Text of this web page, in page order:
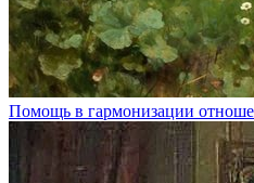
Помощь в гармонизации